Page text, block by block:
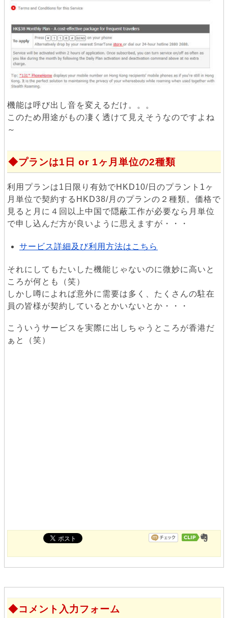
機能は呼び出し音を変えるだけ。。。
このため用途がもの凄く透けて見えそうなのですよね
～
プランは1日 or 1ヶ月単位の2種類
利用プランは1日限り有効でHKD10/日のプラント1ヶ
月単位で契約するHKD38/月のプランの２種類。価格で
見ると月に４回以上中国で隠蔽工作が必要なら月単位
で申し込んだ方が良いように思えますが・・・
サービス詳細及び利用方法はこちら
それにしてもたいした機能じゃないのに微妙に高いと
ころが何とも（笑）
しかし噂によれば意外に需要は多く、たくさんの駐在
員の皆様が契約しているとかいないとか・・・
こういうサービスを実際に出しちゃうところが香港だ
ぁと（笑）
コメント入力フォーム